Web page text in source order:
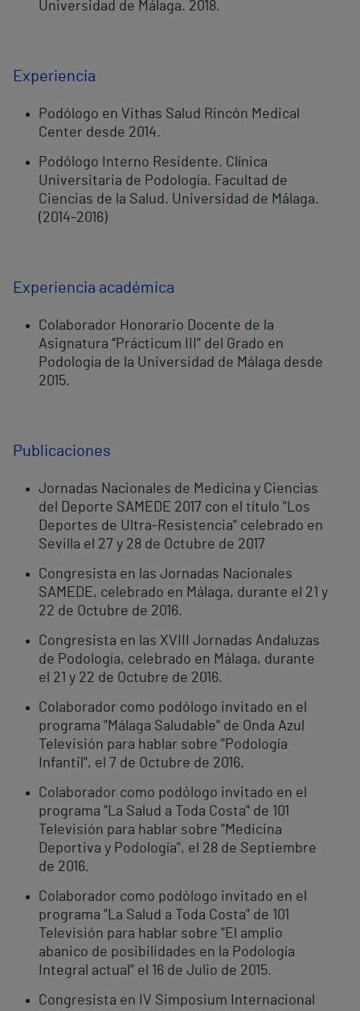
Universidad de Málaga. 2018.
Experiencia
Podólogo en Vithas Salud Rincón Medical
Center desde 2014.
Podólogo Interno Residente. Clínica
Universitaria de Podología. Facultad de
Ciencias de la Salud. Universidad de Málaga.
(2014-2016)
Experiencia académica
Colaborador Honorario Docente de la
Asignatura “Prácticum III” del Grado en
Podología de la Universidad de Málaga desde
2015.
Publicaciones
Jornadas Nacionales de Medicina y Ciencias
del Deporte SAMEDE 2017 con el título "Los
Deportes de Ultra-Resistencia" celebrado en
Sevilla el 27 y 28 de Octubre de 2017
Congresista en las Jornadas Nacionales
SAMEDE, celebrado en Málaga, durante el 21 y
22 de Octubre de 2016.
Congresista en las XVIII Jornadas Andaluzas
de Podología, celebrado en Málaga, durante
el 21 y 22 de Octubre de 2016.
Colaborador como podólogo invitado en el
programa "Málaga Saludable" de Onda Azul
Televisión para hablar sobre "Podología
Infantil", el 7 de Octubre de 2016.
Colaborador como podólogo invitado en el
programa "La Salud a Toda Costa" de 101
Televisión para hablar sobre "Medicina
Deportiva y Podología", el 28 de Septiembre
de 2016.
Colaborador como podólogo invitado en el
programa "La Salud a Toda Costa" de 101
Televisión para hablar sobre "El amplio
abanico de posibilidades en la Podología
Integral actual" el 16 de Julio de 2015.
Congresista en IV Simposium Internacional